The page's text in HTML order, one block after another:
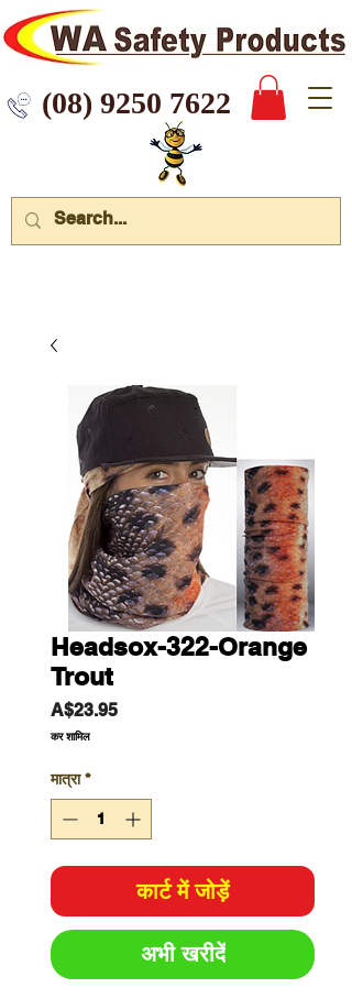
7622
Headsox-322-Orange
Trout
A$23.95मूल्य
कर शामिल
मात्रा *
कार्ट में जोड़ें
अभी खरीदें